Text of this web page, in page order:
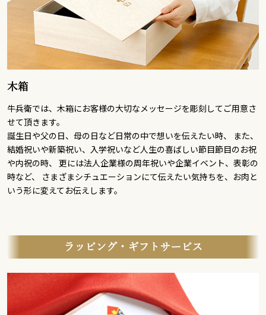
木箱
牛兵衛では、木箱にお客様の大切なメッセージを彫刻してご用意さ
せて頂きます。
誕生日や父の日、母の日など日常の中で想いを伝えたい時、 また、
結婚祝いや新築祝い、入学祝いなど人生の喜ばしい節目節目のお祝
や内祝の時、 更には法人企業様の周年祝いや企業イベント、表彰の
時など、 さまざまシチュエーションにて伝えたい気持ちを、お肉と
いう形に変えてお伝えします。
ラッピング・ギフトサービス